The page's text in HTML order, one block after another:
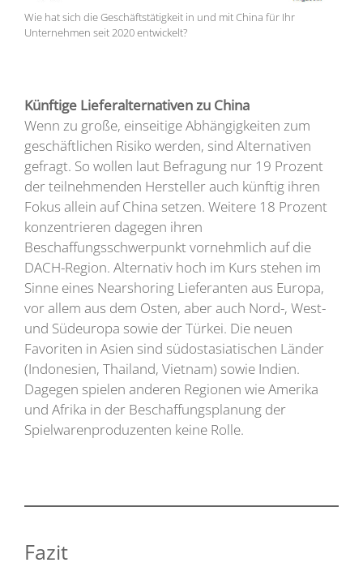
Wie hat sich die Geschäftstätigkeit in und mit China für Ihr
Unternehmen seit 2020 entwickelt?
Künftige Lieferalternativen zu China
Wenn zu große, einseitige Abhängigkeiten zum
geschäftlichen Risiko werden, sind Alternativen
gefragt. So wollen laut Befragung nur 19 Prozent
der teilnehmenden Hersteller auch künftig ihren
Fokus allein auf China setzen. Weitere 18 Prozent
konzentrieren dagegen ihren
Beschaffungsschwerpunkt vornehmlich auf die
DACH-Region. Alternativ hoch im Kurs stehen im
Sinne eines Nearshoring Lieferanten aus Europa,
vor allem aus dem Osten, aber auch Nord-, West-
und Südeuropa sowie der Türkei. Die neuen
Favoriten in Asien sind südostasiatischen Länder
(Indonesien, Thailand, Vietnam) sowie Indien.
Dagegen spielen anderen Regionen wie Amerika
und Afrika in der Beschaffungsplanung der
Spielwarenproduzenten keine Rolle.
Fazit